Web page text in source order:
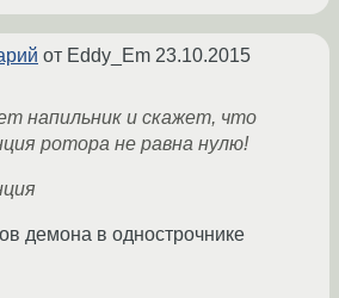
от Eddy_Em 23.10.2015
напильник и скажет, что
ротора не равна нулю!
демона в однострочнике